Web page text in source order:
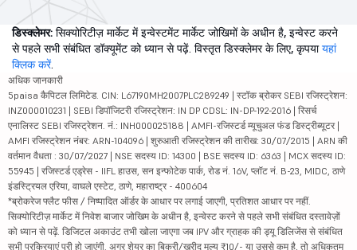
डिस्क्लेमर: सिक्योरिटीज़ मार्केट में इन्वेस्टमेंट मार्केट जोखिमों के अधीन है, इन्वेस्ट करने
से पहले सभी संबंधित डॉक्यूमेंट को ध्यान से पढ़ें. विस्तृत डिस्क्लेमर के लिए, कृपयायहां
क्लिक करें.
अधिक जानकारी
5paisa कैपिटल लिमिटेड. CIN: L67190MH2007PLC289249 | स्टॉक ब्रोकर SEBI रजिस्ट्रेशन:
INZ000010231 | SEBI डिपॉजिटरी रजिस्ट्रेशन: IN DP CDSL: IN-DP-192-2016 | रिसर्च
एनालिस्ट SEBI रजिस्ट्रेशन. नं.: INH000025188 | AMFI-रजिस्टर्ड म्यूचुअल फंड डिस्ट्रीब्यूटर |
AMFI रजिस्ट्रेशन नंबर: ARN-104096 | शुरुआती रजिस्ट्रेशन की तारीख: 30/07/2015 | ARN की
वर्तमान वैधता : 30/07/2027 | NSE सदस्य ID: 14300 | BSE सदस्य ID: 6363 | MCX सदस्य ID:
55945 | रजिस्टर्ड एड्रेस - IIFL हाउस, सन इन्फोटेक पार्क, रोड नं. 16V, प्लॉट नं. B-23, MIDC, ठाणे
इंडस्ट्रियल एरिया, वाघले एस्टेट, ठाणे, महाराष्ट्र - 400604
*ब्रोकरेज फ्लैट फीस / निष्पादित ऑर्डर के आधार पर लगाई जाएगी, प्रतिशत आधार पर नहीं.
सिक्योरिटीज़ मार्केट में निवेश बाजार जोखिम के अधीन है, इन्वेस्ट करने से पहले सभी संबंधित दस्तावेज़ों
को ध्यान से पढ़ें. डिजिटल अकाउंट तभी खोला जाएगा जब IPV और ग्राहक की ड्यू डिलिजेंस से संबंधित
सभी प्रक्रियाएं पूरी हो जाएंगी. अगर शेयर का बिक्री/खरीद मूल्य ₹10/- या उससे कम है, तो अधिकतम